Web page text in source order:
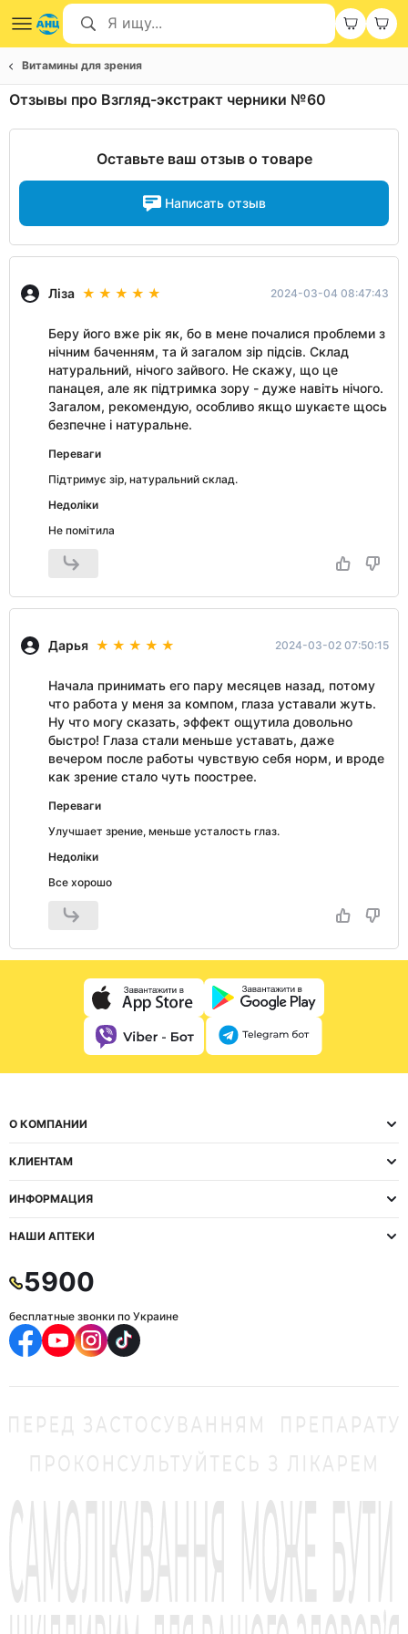
Витамины для зрения
Отзывы про Взгляд-экстракт черники №60
Оставьте ваш отзыв о товаре
Написать отзыв
Ліза 2024-03-04 08:47:43
Беру його вже рік як, бо в мене почалися проблеми з
нічним баченням, та й загалом зір підсів. Склад
натуральний, нічого зайвого. Не скажу, що це
панацея, але як підтримка зору - дуже навіть нічого.
Загалом, рекомендую, особливо якщо шукаєте щось
безпечне і натуральне.
Переваги
Підтримує зір, натуральний склад.
Недоліки
Не помітила
Дарья 2024-03-02 07:50:15
Начала принимать его пару месяцев назад, потому
что работа у меня за компом, глаза уставали жуть.
Ну что могу сказать, эффект ощутила довольно
быстро! Глаза стали меньше уставать, даже
вечером после работы чувствую себя норм, и вроде
как зрение стало чуть поострее.
Переваги
Улучшает зрение, меньше усталость глаз.
Недоліки
Все хорошо
О КОМПАНИИ
КЛИЕНТАМ
ИНФОРМАЦИЯ
НАШИ АПТЕКИ
5900
бесплатные звонки по Украине